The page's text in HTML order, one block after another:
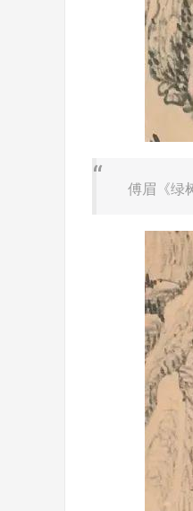
傅眉《绿